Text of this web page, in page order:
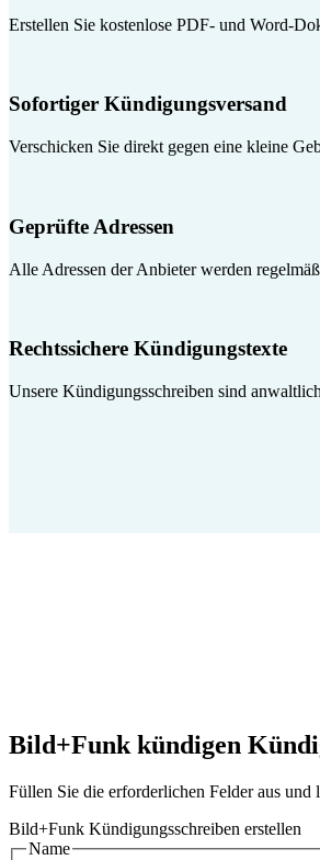
Erstellen Sie kostenlose PDF- und Word-
Sofortiger Kündigungsversand
Verschicken Sie direkt gegen eine kleine
Geprüfte Adressen
Alle Adressen der Anbieter werden
Rechtssichere Kündigungstexte
Unsere Kündigungsschreiben sind
Bild+Funk kündigen
Füllen Sie die erforderlichen Felder aus
Bild+Funk Kündigungsschreiben erstellen
Name